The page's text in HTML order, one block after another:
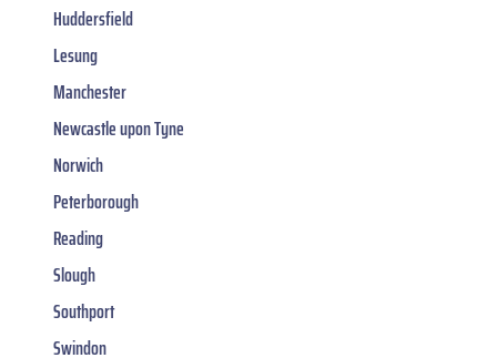
Huddersfield
Lesung
Manchester
Newcastle upon Tyne
Norwich
Peterborough
Reading
Slough
Southport
Swindon